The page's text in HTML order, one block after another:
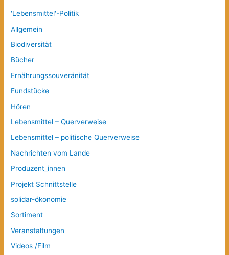
'Lebensmittel'-Politik
Allgemein
Biodiversität
Bücher
Ernährungssouveränität
Fundstücke
Hören
Lebensmittel – Querverweise
Lebensmittel – politische Querverweise
Nachrichten vom Lande
Produzent_innen
Projekt Schnittstelle
solidar-ökonomie
Sortiment
Veranstaltungen
Videos /Film